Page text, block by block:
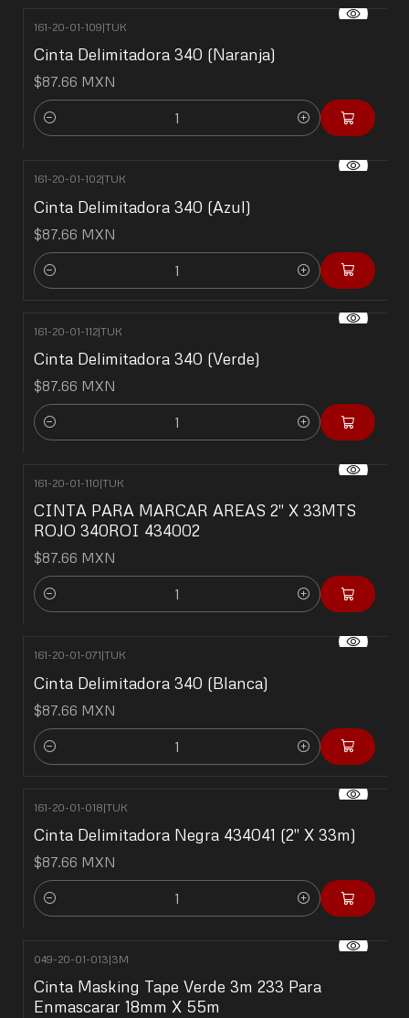
161-20-01-109|TUK
Cinta Delimitadora 340 (Naranja)
$87.66 MXN
Cantidad
161-20-01-102|TUK
Cinta Delimitadora 340 (Azul)
$87.66 MXN
Cantidad
161-20-01-112|TUK
Cinta Delimitadora 340 (Verde)
$87.66 MXN
Cantidad
161-20-01-110|TUK
CINTA PARA MARCAR AREAS 2" X 33MTS
ROJO 340ROI 434002
$87.66 MXN
Cantidad
161-20-01-071|TUK
Cinta Delimitadora 340 (Blanca)
$87.66 MXN
Cantidad
161-20-01-018|TUK
Cinta Delimitadora Negra 434041 (2" X 33m)
$87.66 MXN
Cantidad
049-20-01-013|3M
Cinta Masking Tape Verde 3m 233 Para
Enmascarar 18mm X 55m